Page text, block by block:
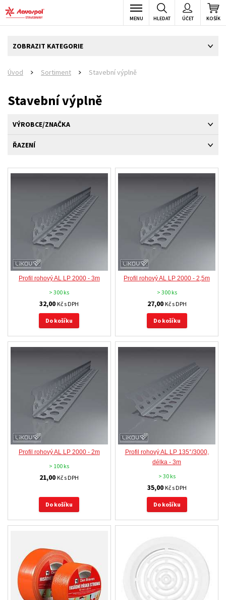
KOŠÍK
ÚČET
HLEDAT
MENU
ZOBRAZIT KATEGORIE
Úvod Sortiment Stavební výplně
Stavební výplně
VÝROBCE/ZNAČKA
ŘAZENÍ
Profil rohový AL LP 2000 - 3m
> 300 ks
32,00Kč s DPH
Do košíku
Profil rohový AL LP 2000 - 2,5m
> 300 ks
27,00 Kč s DPH
Do košíku
Profil rohový AL LP 2000 - 2m
> 100 ks
21,00Kč s DPH
Do košíku
Profil rohový AL LP 135°/3000,
délka - 3m
> 30 ks
35,00 Kč s DPH
Do košíku